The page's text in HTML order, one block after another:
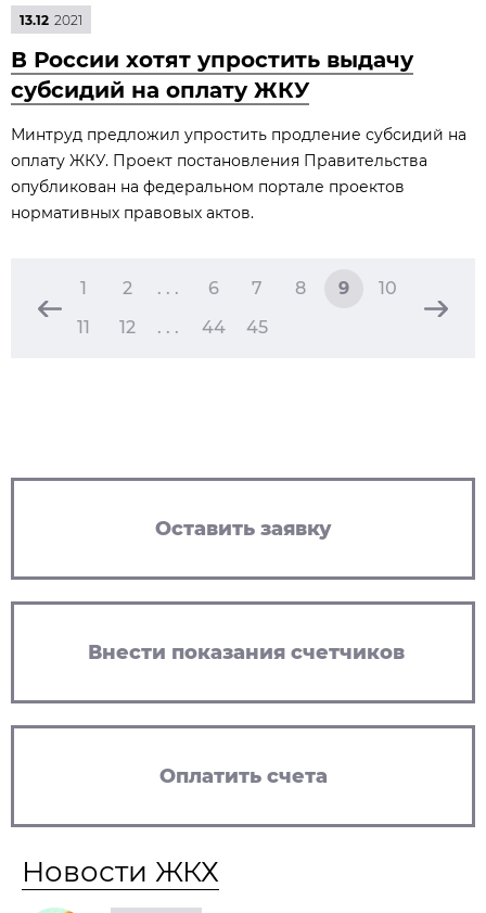
13.12 2021
В России хотят упростить выдачу
субсидий на оплату ЖКУ
Минтруд предложил упростить продление субсидий на
оплату ЖКУ. Проект постановления Правительства
опубликован на федеральном портале проектов
нормативных правовых актов.
1 2 . . . 6 7 8 9
10
11
12 . . . 44 45
Оставить заявку
Внести показания счетчиков
Оплатить счета
Новости ЖКХ